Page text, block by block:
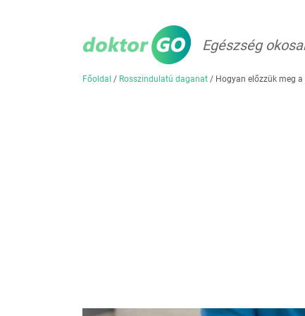
Egészség
Főoldal / Rosszindulatú daganat / Hogyan előzzük meg